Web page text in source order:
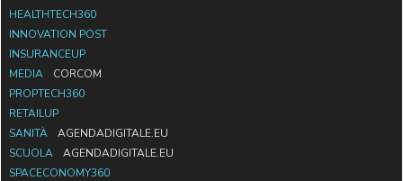
HEALTHTECH360
INNOVATION POST
INSURANCEUP
MEDIA
CORCOM
PROPTECH360
RETAILUP
SANITÀ
AGENDADIGITALE.EU
SCUOLA
AGENDADIGITALE.EU
SPACECONOMY360